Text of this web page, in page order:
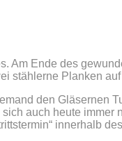
Am Ende des
stählerne Planken
den Gläsernen
auch heute immer
innerhalb